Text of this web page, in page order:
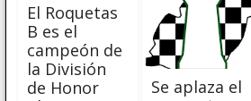
El Roquetas
B es el
campeón de
la División
de Honor
Se aplaza el